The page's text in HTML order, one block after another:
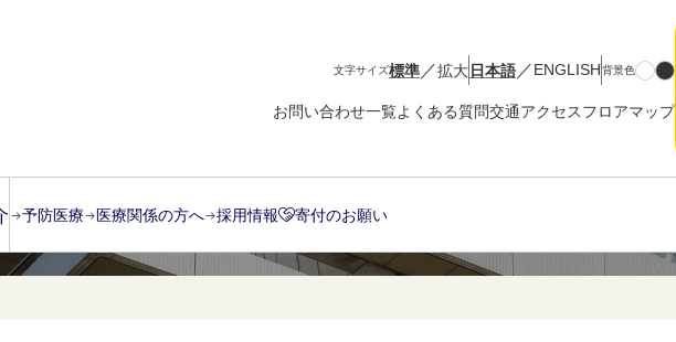
文字サイズ標準／拡大日本語／ENGLISH背景色
お問い合わせ一覧よくある質問交通アクセスフロアマップ
予防医療 医療関係の方へ 採用情報 寄付のお願い